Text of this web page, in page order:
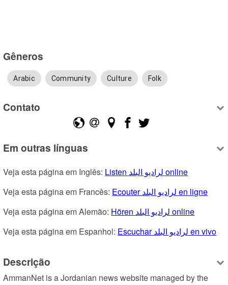
Gêneros
Arabic Community Culture Folk
Contato
Em outras línguas
Veja esta página em Inglês:
Listen لراديو البلد online
Veja esta página em Francês:
Ecouter لراديو البلد en ligne
Veja esta página em Alemão:
Hören لراديو البلد online
Veja esta página em Espanhol:
Escuchar لراديو البلد en vivo
Descrição
AmmanNet is a Jordanian news website managed by the